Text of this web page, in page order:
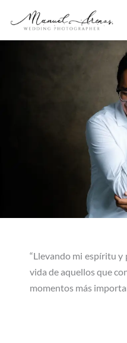
contenido
“Llevando mi espíritu y
vida de aquellos que
momentos más